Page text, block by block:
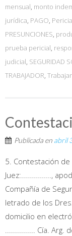
mensual, monto
jurídica, PAGO,
PRESUNCIONES,
prueba pericial,
judicial, SEGURIDAD
TRABAJADOR,
Publicada en abril
5. Contestación
Juez:...............,
Compañía de
letrado de los
domicilio en
............... Cía.